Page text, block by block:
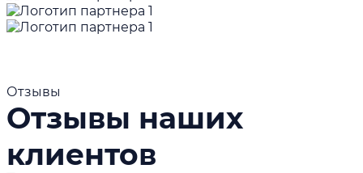
Отзывы
Отзывы наших
клиентов